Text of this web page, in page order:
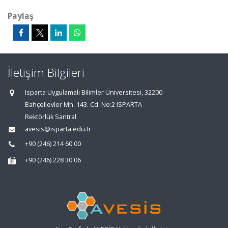
Paylaş
İletişim Bilgileri
Isparta Uygulamalı Bilimler Üniversitesi, 32200
Bahçelievler Mh. 143. Cd. No:2 ISPARTA
Rektörlük Santral
avesis@isparta.edu.tr
+90 (246) 214 60 00
+90 (246) 228 30 06